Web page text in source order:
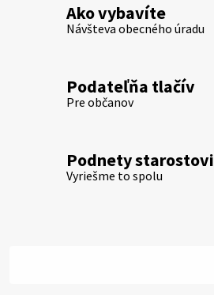
Ako vybavíte
Návšteva obecného úradu
Podateľňa tlačív
Pre občanov
Podnety starostovi
Vyriešme to spolu